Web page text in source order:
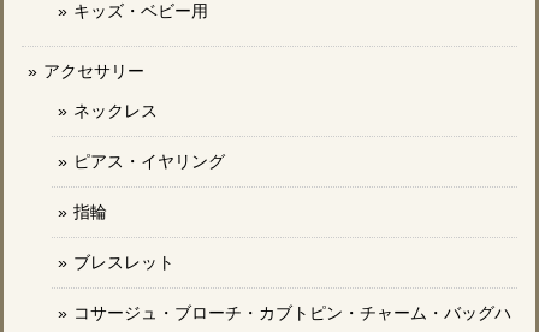
キッズ・ベビー用
アクセサリー
ネックレス
ピアス・イヤリング
指輪
ブレスレット
コサージュ・ブローチ・カブトピン・チャーム・バッグハ